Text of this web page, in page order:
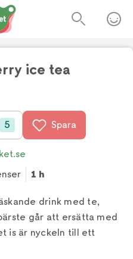
ice tea
5 Spara
1 h
drink med te,
går att ersätta med
is är nyckeln till ett